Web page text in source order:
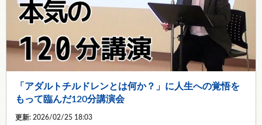
「アダルトチルドレンとは何か？」に人生への覚悟を
もって臨んだ120分講演会
更新: 2026/02/25 18:03